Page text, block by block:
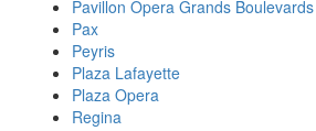
Pavillon Opera Grands Boulevards
Pax
Peyris
Plaza Lafayette
Plaza Opera
Regina